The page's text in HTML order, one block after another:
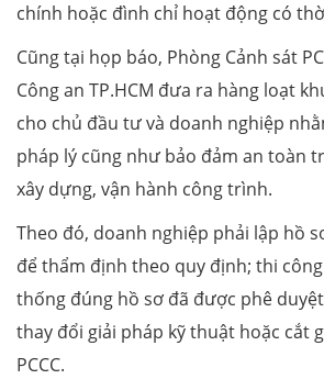
chính hoặc đình chỉ hoạt động có
Cũng tại họp báo, Phòng Cảnh sát
Công an TP.HCM đưa ra hàng loạt
cho chủ đầu tư và doanh nghiệp
pháp lý cũng như bảo đảm an toàn
xây dựng, vận hành công trình.
Theo đó, doanh nghiệp phải lập hồ
để thẩm định theo quy định; thi
thống đúng hồ sơ đã được phê
thay đổi giải pháp kỹ thuật hoặc cắt
PCCC.